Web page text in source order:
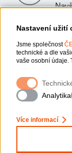
Nastavení užití
Jsme společnost
technické a dle
vaše osobní údaje.
webové stránky
Pro sběr a
nám můžete udělit
zpracování
Analytika
Více informací